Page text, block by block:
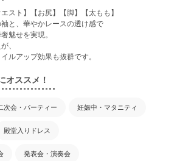
スト】【お尻】【脚】【太もも】
と、華やかレースの透け感で
魅せを実現。
、
ルアップ効果も抜群です。
オススメ！
次会・パーティー 妊娠中・マタニティ
殿堂入りドレス
発表会・演奏会